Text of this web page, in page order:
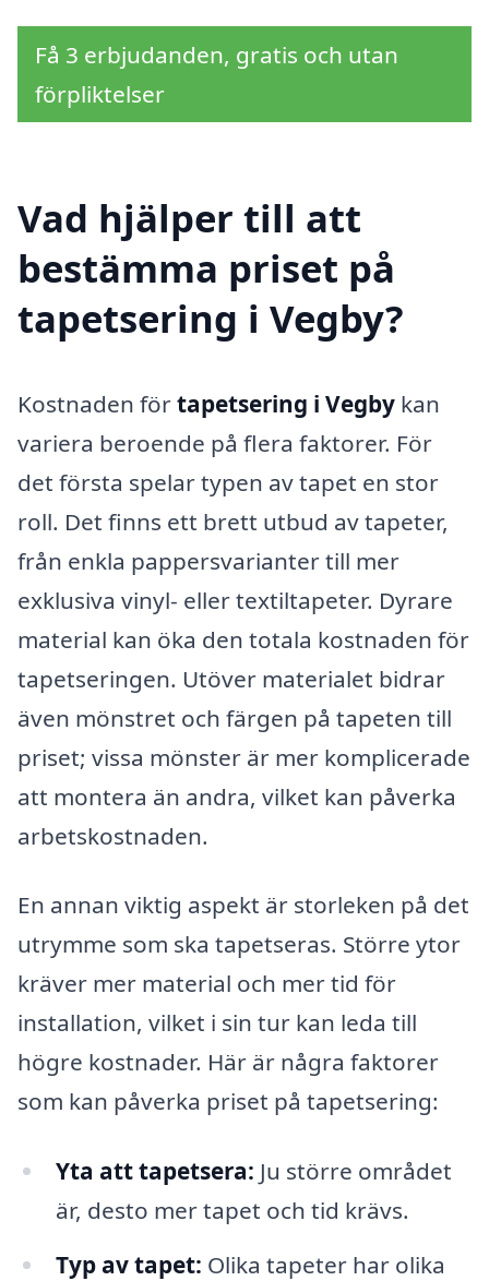
Få 3 erbjudanden, gratis och utan
förpliktelser
Vad hjälper till att
bestämma priset på
tapetsering i Vegby?
Kostnaden förtapetsering i Vegby kan
variera beroende på flera faktorer. För
det första spelar typen av tapet en stor
roll. Det finns ett brett utbud av tapeter,
från enkla pappersvarianter till mer
exklusiva vinyl- eller textiltapeter. Dyrare
material kan öka den totala kostnaden för
tapetseringen. Utöver materialet bidrar
även mönstret och färgen på tapeten till
priset; vissa mönster är mer komplicerade
att montera än andra, vilket kan påverka
arbetskostnaden.
En annan viktig aspekt är storleken på det
utrymme som ska tapetseras. Större ytor
kräver mer material och mer tid för
installation, vilket i sin tur kan leda till
högre kostnader. Här är några faktorer
som kan påverka priset på tapetsering:
Yta att tapetsera: Ju större området
är, desto mer tapet och tid krävs.
Typ av tapet: Olika tapeter har olika